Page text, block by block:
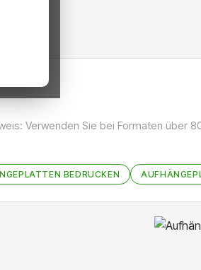
Verwenden Sie bei Formaten
BEDRUCKEN